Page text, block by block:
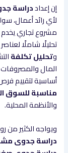
إن إعداددراسة
لأي رائد أعمال،
مشروع تجاري
تحليلًا شاملًا
وتحليل تكلفة
المال
أساسية لتقييم
مناسبة للسوق
والأنظمة المحلية.
ويواجه الكثير من
دراسة جدوى